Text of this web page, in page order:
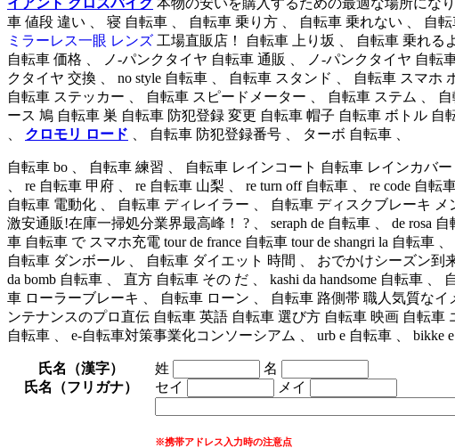
車 値段 違い 、 寝 自転車 、 自転車 乗り方 、 自転車 乗れない 、 自
ミラーレス一眼 レンズ 工場直販店！ 自転車 上り坂 、 自転車 乗れる
自転車 価格 、 ノ-パンクタイヤ 自転車 通販 、 ノ-パンクタイヤ 自
クタイヤ 交換 、 no style 自転車 、 自転車 スタンド 、 自転車 スマホ
自転車 ステッカー 、 自転車 スピードメーター 、 自転車 ステム 、
ース 鳩 自転車 巣 自転車 防犯登録 変更 自転車 帽子 自転車 ボトル
クロモリ ロード 、 自転車 防犯登録番号 、 ターボ 自転車 、
自転車 bo 、 自転車 練習 、 自転車 レインコート 自転車 レインカバ
、 re 自転車 甲府 、 re 自転車 山梨 、 re turn off 自転車 、 re code 自
自転車 電動化 、 自転車 ディレイラー 、 自転車 ディスクブレーキ
激安通販!在庫一掃処分業界最高峰！ ? 、 seraph de 自転車 、 de rosa
車 自転車 で スマホ充電 tour de france 自転車 tour de shangri la 自転
自転車 ダンボール 、 自転車 ダイエット 時間 、 おでかけシーズン到
da bomb 自転車 、 直方 自転車 その だ 、 kashi da handsome 自転車
車 ローラーブレーキ 、 自転車 ローン 、 自転車 路側帯 職人気質なイ
ンテナンスのプロ直伝 自転車 英語 自転車 選び方 自転車 映画 自転
自転車 、 e-自転車対策事業化コンソーシアム 、 urb e 自転車 、 bikke
氏名（漢字） 姓
名
氏名（フリガナ）
セイ メイ
※携帯アドレス入力時の注意点